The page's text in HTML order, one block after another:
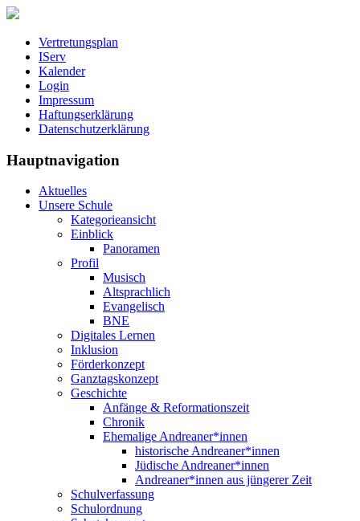
Vertretungsplan
IServ
Kalender
Login
Impressum
Haftungserklärung
Datenschutzerklärung
Hauptnavigation
Aktuelles
Unsere Schule
Kategorieansicht
Einblick
Panoramen
Profil
Musisch
Altsprachlich
Evangelisch
BNE
Digitales Lernen
Inklusion
Förderkonzept
Ganztagskonzept
Geschichte
Anfänge & Reformationszeit
Chronik
Ehemalige Andreaner*innen
historische Andreaner*innen
Jüdische Andreaner*innen
Andreaner*innen aus jüngerer Zeit
Schulverfassung
Schulordnung